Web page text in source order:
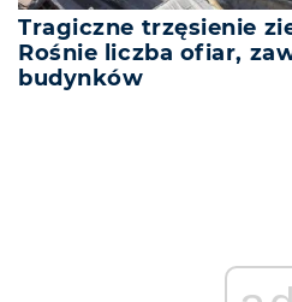
Tragiczne trzęsienie
Rośnie liczba ofiar,
budynków